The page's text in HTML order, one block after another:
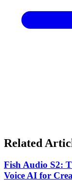
Related
Fish Audio S2:
Voice AI for